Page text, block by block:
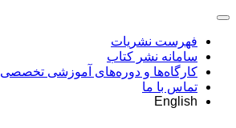
فهرست نشریات
سامانه نشر کتاب
کارگاه‌ها و دوره‌های آموزشی تخصصی
تماس با ما
English